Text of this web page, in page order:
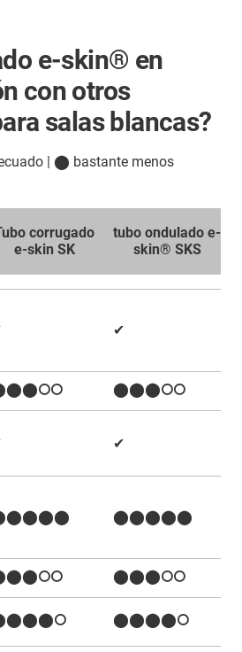
e-skin® en
con otros
salas blancas?
| ⬤ bastante menos
corrugado
e-skin SK
tubo ondulado e-
skin® SKS
✔
⬤⬤⬤⭘⭘
✔
⬤⬤⬤⬤⬤
⬤⬤⬤⭘⭘
⬤⬤⬤⬤⭘